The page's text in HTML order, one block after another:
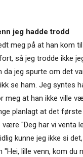
jeg hadde trodd
meg på at han kom
så jeg trodde ikke
da jeg spurte om det
se ham. Jeg syntes
meg at han ikke ville
planlagt at det
"Deg har vi venta
kunne jeg ikke si
"Hei, lille venn, kom du